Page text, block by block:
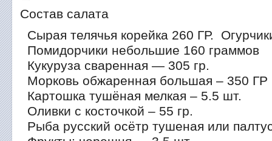
Состав салата
Сырая телячья корейка 260 ГР.
Помидорчики небольшие 160 граммов
Кукуруза сваренная — 305 гр.
Морковь обжаренная большая – 350 ГР
Картошка тушёная мелкая – 5.5 шт.
Оливки с косточкой – 55 гр.
Рыба русский осётр тушеная или